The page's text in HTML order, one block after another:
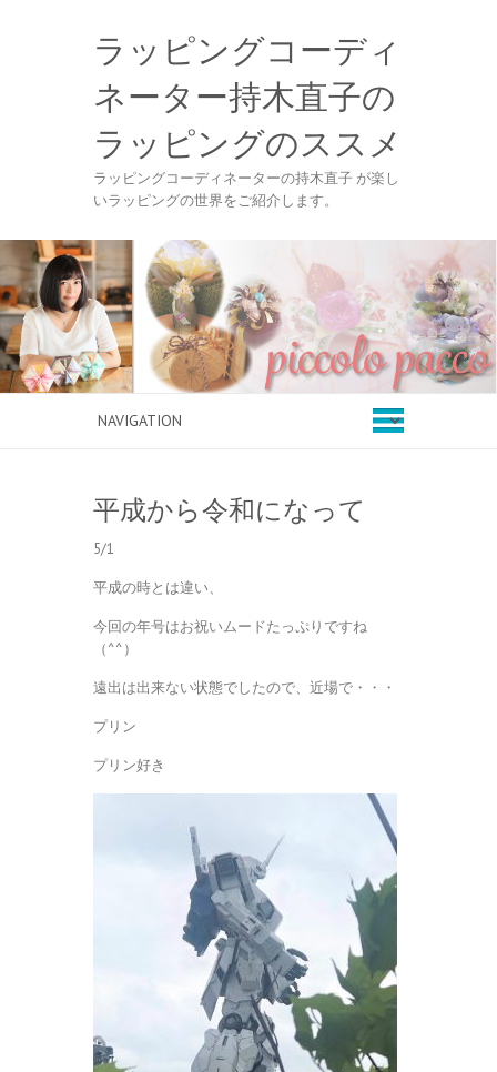
ラッピングコーディ
ネーター持木直子の
ラッピングのススメ
ラッピングコーディネーターの持木直子 が楽し
いラッピングの世界をご紹介します。
平成から令和になって
5/1
平成の時とは違い、
今回の年号はお祝いムードたっぷりですね
（^^）
遠出は出来ない状態でしたので、近場で・・・
プリン
プリン好き